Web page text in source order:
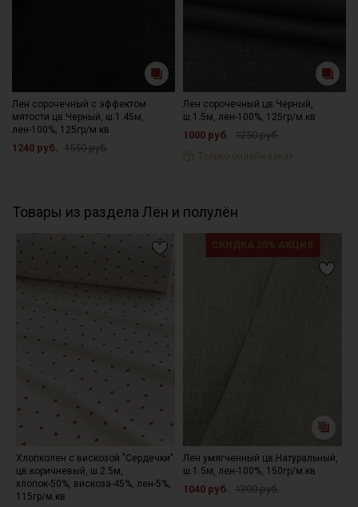
Лен сорочечный с эффектом
мятости цв.Черный, ш.1.45м,
лен-100%, 125гр/м.кв
1240 руб. 1550 руб.
Лен сорочечный цв.Черный,
ш.1.5м, лен-100%, 125гр/м.кв
1000 руб. 1250 руб.
Только онлайн-заказ
Товары из раздела Лён и полулён
Хлопколен с вискозой "Сердечки"
цв.коричневый, ш.2.5м,
хлопок-50%, вискоза-45%, лен-5%,
115гр/м.кв
Лен умягченный цв.Натуральный,
ш.1.5м, лен-100%, 150гр/м.кв
1040 руб. 1300 руб.